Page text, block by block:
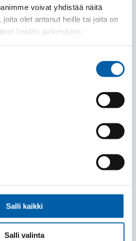
voivat yhdistää näitä
joita olet antanut heille tai joita on
heidän palvelujaan.
Salli kaikki
Salli valinta
Tikkakoski